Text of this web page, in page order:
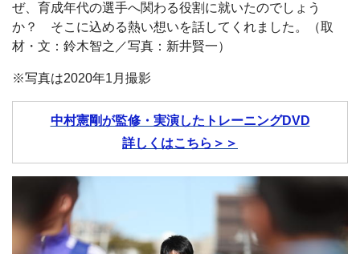
ぜ、育成年代の選手へ関わる役割に就いたのでしょう
か？ そこに込める熱い想いを話してくれました。（取
材・文：鈴木智之／写真：新井賢一）
※写真は2020年1月撮影
中村憲剛が監修・実演したトレーニングDVD
詳しくはこちら＞＞